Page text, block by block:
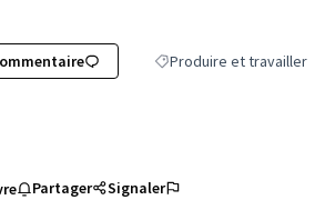
Filtrer les résultats de la
Produire et travailler
Partager Signaler